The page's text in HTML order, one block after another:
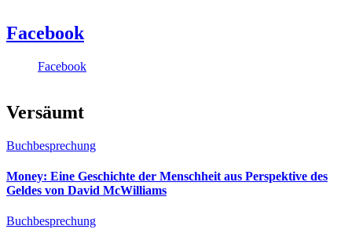
Facebook
Facebook
Versäumt
Buchbesprechung
Money: Eine Geschichte der Menschheit aus Perspektive des
Geldes von David McWilliams
Buchbesprechung